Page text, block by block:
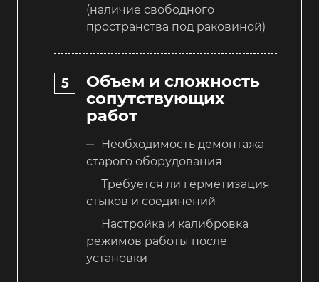
(наличие свободного
пространства под раковиной)
Объем и сложность
сопутствующих
работ
Необходимость демонтажа
старого оборудования
Требуется ли герметизация
стыков и соединений
Настройка и калибровка
режимов работы после
установки